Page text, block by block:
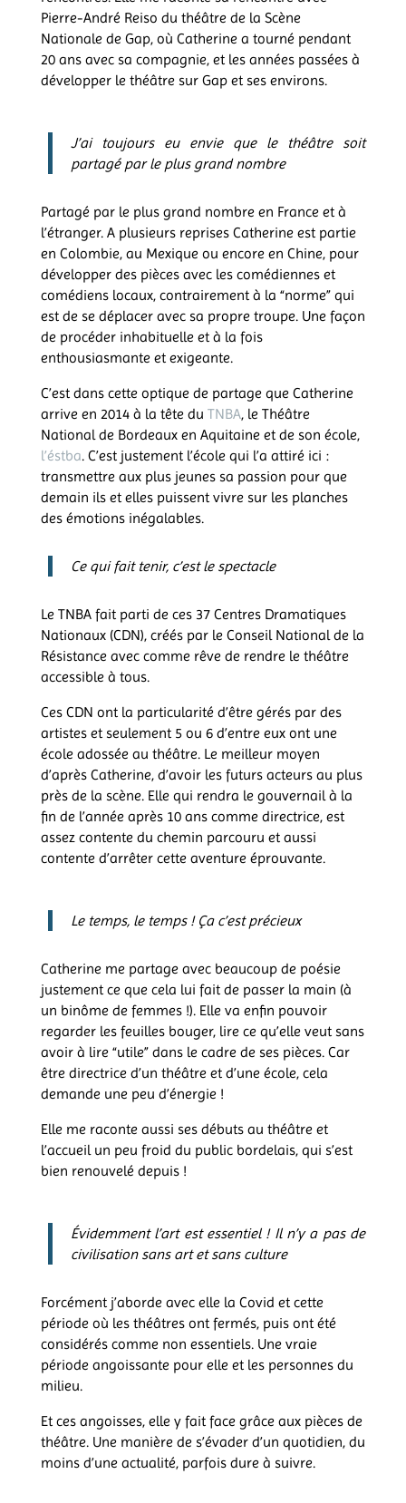
Pierre-André Reiso du théâtre de la Scène
Nationale de Gap, où Catherine a tourné pendant
20 ans avec sa compagnie, et les années passées à
développer le théâtre sur Gap et ses environs.
J’ai toujours eu envie que le théâtre soit
partagé par le plus grand nombre
Partagé par le plus grand nombre en France et à
l’étranger. A plusieurs reprises Catherine est partie
en Colombie, au Mexique ou encore en Chine, pour
développer des pièces avec les comédiennes et
comédiens locaux, contrairement à la “norme” qui
est de se déplacer avec sa propre troupe. Une façon
de procéder inhabituelle et à la fois
enthousiasmante et exigeante.
C’est dans cette optique de partage que Catherine
arrive en 2014 à la tête du TNBA, le Théâtre
National de Bordeaux en Aquitaine et de son école,
l’éstba. C’est justement l’école qui l’a attiré ici :
transmettre aux plus jeunes sa passion pour que
demain ils et elles puissent vivre sur les planches
des émotions inégalables.
Ce qui fait tenir, c’est le spectacle
Le TNBA fait parti de ces 37 Centres Dramatiques
Nationaux (CDN), créés par le Conseil National de la
Résistance avec comme rêve de rendre le théâtre
accessible à tous.
Ces CDN ont la particularité d’être gérés par des
artistes et seulement 5 ou 6 d’entre eux ont une
école adossée au théâtre. Le meilleur moyen
d’après Catherine, d’avoir les futurs acteurs au plus
près de la scène. Elle qui rendra le gouvernail à la
fin de l’année après 10 ans comme directrice, est
assez contente du chemin parcouru et aussi
contente d’arrêter cette aventure éprouvante.
Le temps, le temps ! Ça c’est précieux
Catherine me partage avec beaucoup de poésie
justement ce que cela lui fait de passer la main (à
un binôme de femmes !). Elle va enfin pouvoir
regarder les feuilles bouger, lire ce qu’elle veut sans
avoir à lire “utile” dans le cadre de ses pièces. Car
être directrice d’un théâtre et d’une école, cela
demande une peu d’énergie !
Elle me raconte aussi ses débuts au théâtre et
l’accueil un peu froid du public bordelais, qui s’est
bien renouvelé depuis !
Évidemment l’art est essentiel ! Il n’y a pas de
civilisation sans art et sans culture
Forcément j’aborde avec elle la Covid et cette
période où les théâtres ont fermés, puis ont été
considérés comme non essentiels. Une vraie
période angoissante pour elle et les personnes du
milieu.
Et ces angoisses, elle y fait face grâce aux pièces de
théâtre. Une manière de s’évader d’un quotidien, du
moins d’une actualité, parfois dure à suivre.